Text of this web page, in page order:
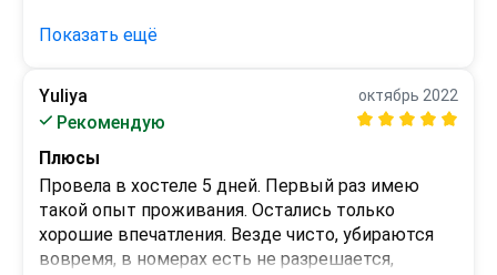
Все настроение испортилось, не выспалась :(
Показать ещё
Yuliya
Рекомендую
октябрь 2022
Плюсы
Провела в хостеле 5 дней. Первый раз имею
такой опыт проживания. Остались только
хорошие впечатления. Везде чисто, убираются
вовремя, в номерах есть не разрешается,